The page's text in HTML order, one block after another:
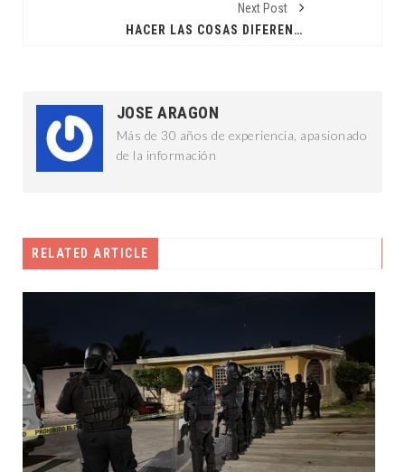
Next Post
HACER LAS COSAS DIFERENTES
JOSE ARAGON
Más de 30 años de experiencia, apasionado
de la información
RELATED ARTICLE
5 agosto, 2026
YUCATÁN ES LA PUERTA DE ENERGÍAS
LIMPIAS DEL PAÍS